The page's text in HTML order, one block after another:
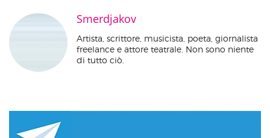
Smerdjakov
Artista, scrittore, musicista, poeta, giornalista
freelance e attore teatrale. Non sono niente
di tutto ciò.